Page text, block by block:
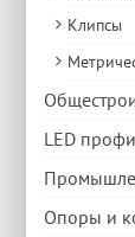
Клипсы
LED
Опоры и